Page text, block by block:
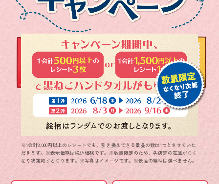
※1会計3,000円以上のレシートでも、引き換えできる景品の数は1つとさせていた
だきます。※表示価格は税込価格です。※数量限定のため、各店舗の在庫がなく
なり次第終了となります。※写真はイメージです。※景品の絵柄は選べません。